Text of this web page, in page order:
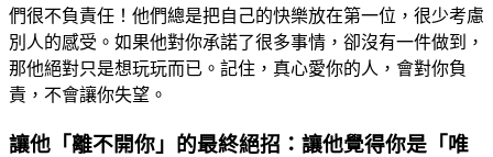
們很不負責任！他們總是把自己的快樂放在第一位，很少考慮
別人的感受。如果他對你承諾了很多事情，卻沒有一件做到，
那他絕對只是想玩玩而已。記住，真心愛你的人，會對你負
責，不會讓你失望。
讓他「離不開你」的最終絕招：讓他覺得你是「唯